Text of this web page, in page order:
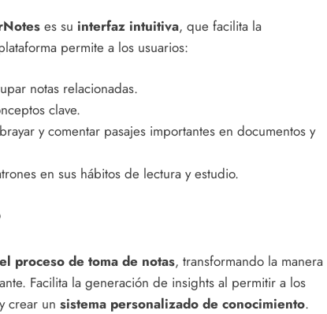
es su interfaz intuitiva, que facilita la
permite a los usuarios:
notas relacionadas.
clave.
y comentar pasajes importantes en documentos y
en sus hábitos de lectura y estudio.
proceso de toma de notas, transformando la manera
Facilita la generación de insights al permitir a los
crear un sistema personalizado de conocimiento.